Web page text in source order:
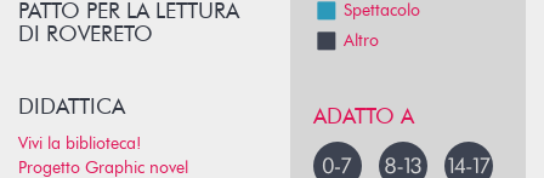
PATTO PER LA LETTURA
DI ROVERETO
DIDATTICA
Vivi la biblioteca!
Progetto Graphic novel
Spettacolo
Altro
ADATTO A